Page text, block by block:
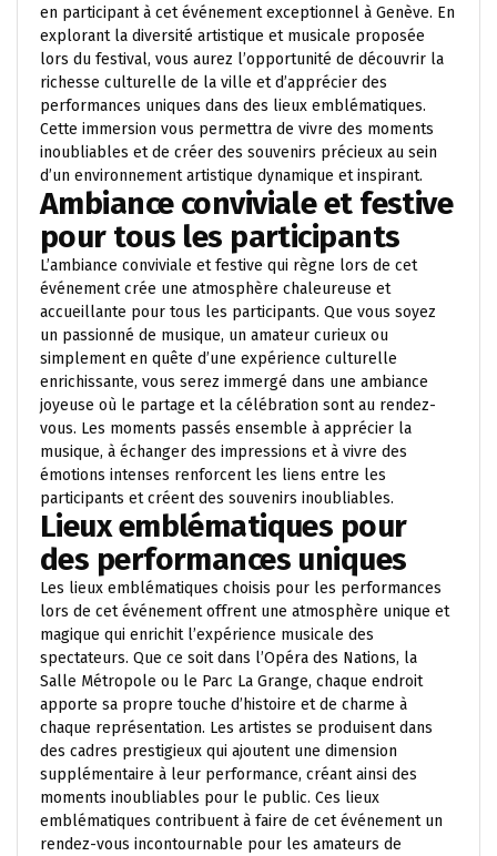
en participant à cet événement exceptionnel à Genève. En
explorant la diversité artistique et musicale proposée
lors du festival, vous aurez l’opportunité de découvrir la
richesse culturelle de la ville et d’apprécier des
performances uniques dans des lieux emblématiques.
Cette immersion vous permettra de vivre des moments
inoubliables et de créer des souvenirs précieux au sein
d’un environnement artistique dynamique et inspirant.
Ambiance conviviale et festive
pour tous les participants
L’ambiance conviviale et festive qui règne lors de cet
événement crée une atmosphère chaleureuse et
accueillante pour tous les participants. Que vous soyez
un passionné de musique, un amateur curieux ou
simplement en quête d’une expérience culturelle
enrichissante, vous serez immergé dans une ambiance
joyeuse où le partage et la célébration sont au rendez-
vous. Les moments passés ensemble à apprécier la
musique, à échanger des impressions et à vivre des
émotions intenses renforcent les liens entre les
participants et créent des souvenirs inoubliables.
Lieux emblématiques pour
des performances uniques
Les lieux emblématiques choisis pour les performances
lors de cet événement offrent une atmosphère unique et
magique qui enrichit l’expérience musicale des
spectateurs. Que ce soit dans l’Opéra des Nations, la
Salle Métropole ou le Parc La Grange, chaque endroit
apporte sa propre touche d’histoire et de charme à
chaque représentation. Les artistes se produisent dans
des cadres prestigieux qui ajoutent une dimension
supplémentaire à leur performance, créant ainsi des
moments inoubliables pour le public. Ces lieux
emblématiques contribuent à faire de cet événement un
rendez-vous incontournable pour les amateurs de